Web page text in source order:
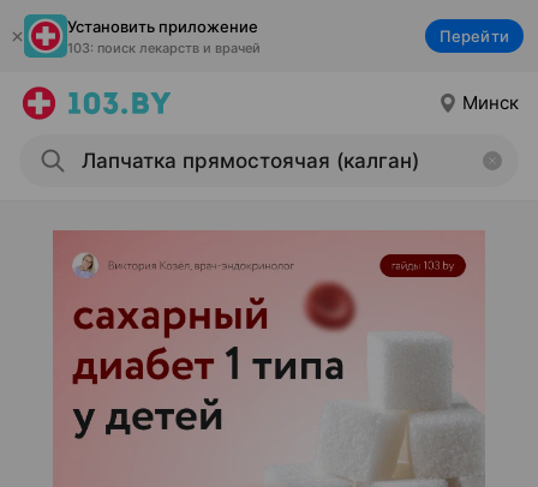
Установить приложение
103: поиск лекарств и врачей
Перейти
Минск